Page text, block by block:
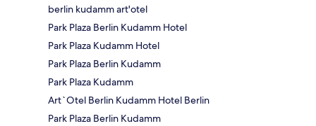
berlin kudamm art'otel
Park Plaza Berlin Kudamm Hotel
Park Plaza Kudamm Hotel
Park Plaza Berlin Kudamm
Park Plaza Kudamm
Art`Otel Berlin Kudamm Hotel Berlin
Park Plaza Berlin Kudamm